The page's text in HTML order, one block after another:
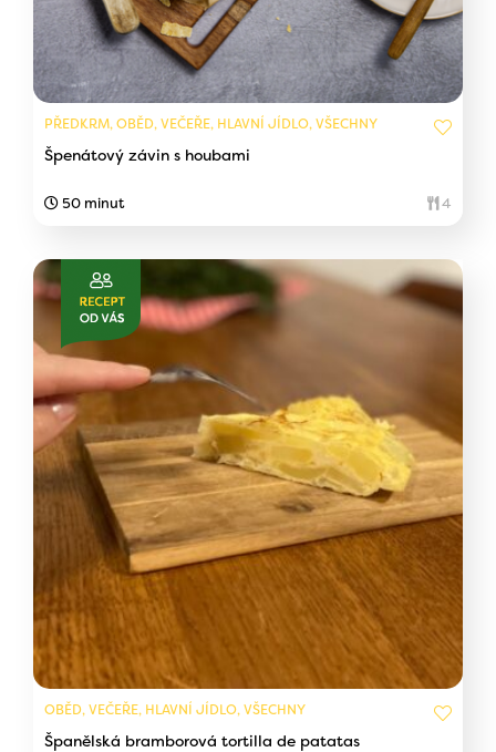
PŘEDKRM, OBĚD, VEČEŘE, HLAVNÍ JÍDLO, VŠECHNY
Špenátový závin s houbami
50 minut 4
OBĚD, VEČEŘE, HLAVNÍ JÍDLO, VŠECHNY
Španělská bramborová tortilla de patatas